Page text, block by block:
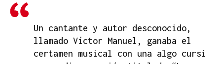
Un cantante y autor desconocido,
llamado Víctor Manuel, ganaba el
certamen musical con una algo cursi